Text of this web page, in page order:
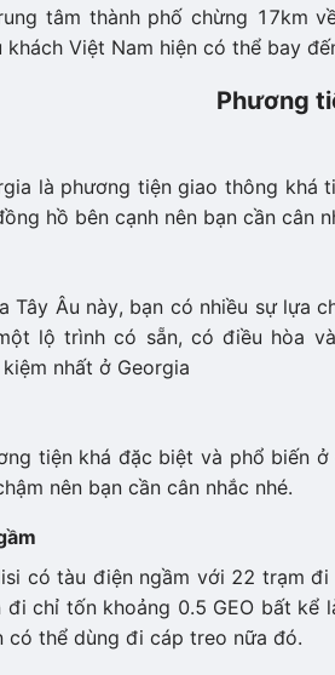
tâm thành phố chừng 17km
khách Việt Nam hiện có thể bay
Phương
là phương tiện giao thông khá
hồ bên cạnh nên bạn cần cân
Tây Âu này, bạn có nhiều sự lựa
lộ trình có sẵn, có điều hòa
nhất ở Georgia
tiện khá đặc biệt và phổ biến
nên bạn cần cân nhắc nhé.
có tàu điện ngầm với 22 trạm
đi chỉ tốn khoảng 0.5 GEO bất
có thể dùng đi cáp treo nữa đó.